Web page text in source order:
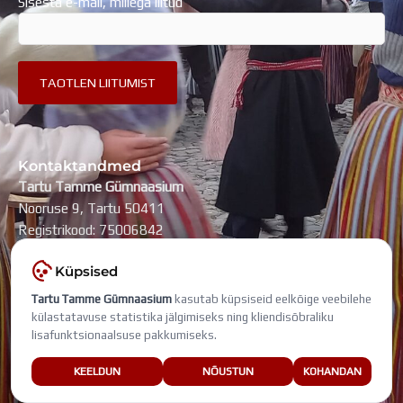
Kontaktandmed
Tartu Tamme Gümnaasium
Nooruse 9, Tartu 50411
Registrikood: 75006842
KONTAKTID
SearchSearch
Küpsised
Tartu Tamme Gümnaasium kasutab küpsiseid eelkõige veebilehe
külastatavuse statistika jälgimiseks ning kliendisõbraliku
lisafunktsionaalsuse pakkumiseks.
KEELDUN NÕUSTUN KOHANDAN